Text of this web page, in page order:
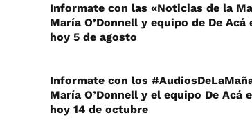
Informate con las «Noticias de la
María O’Donnell y equipo de De Acá
hoy 5 de agosto
Informate con los
María O’Donnell y el equipo De Acá
hoy 14 de octubre